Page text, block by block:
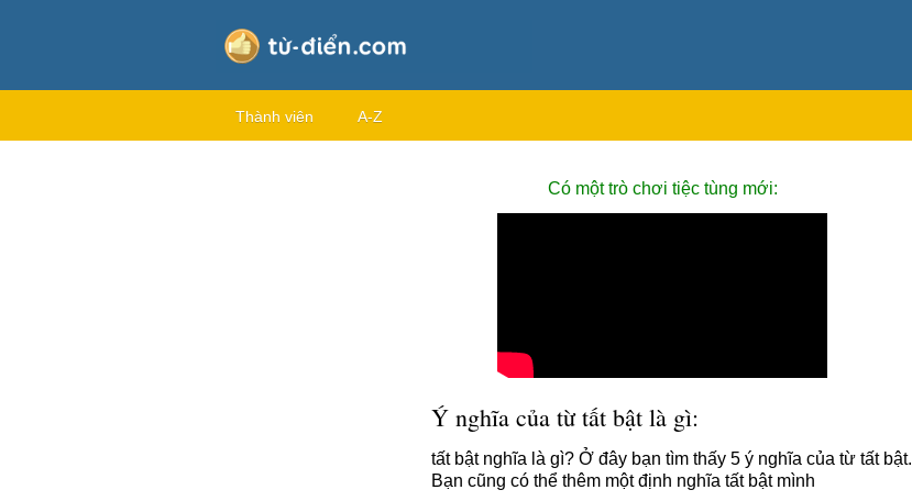
Thành viên A-Z
Có một trò chơi tiệc tùng mới:
Ý nghĩa của từ tất bật là gì:
tất bật nghĩa là gì? Ở đây bạn tìm thấy 5 ý nghĩa của từ tất bật.
Bạn cũng có thể thêm một định nghĩa tất bật mình